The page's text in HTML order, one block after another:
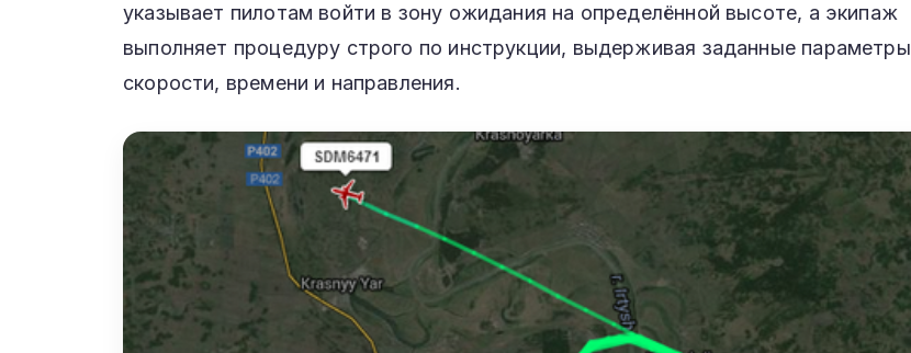
указывает пилотам войти в зону ожидания на определённой высоте, а экипаж
выполняет процедуру строго по инструкции, выдерживая заданные параметры
скорости, времени и направления.